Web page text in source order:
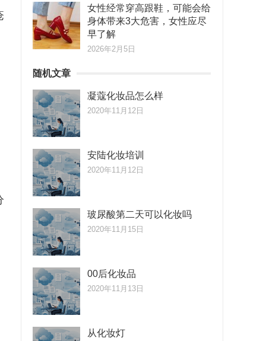
女性经常穿高跟鞋，可能会给
身体带来3大危害，女性应尽
早了解
2026年2月5日
随机文章
凝蔻化妆品怎么样
2020年11月12日
安陆化妆培训
2020年11月12日
玻尿酸第二天可以化妆吗
2020年11月15日
00后化妆品
2020年11月13日
从化妆灯